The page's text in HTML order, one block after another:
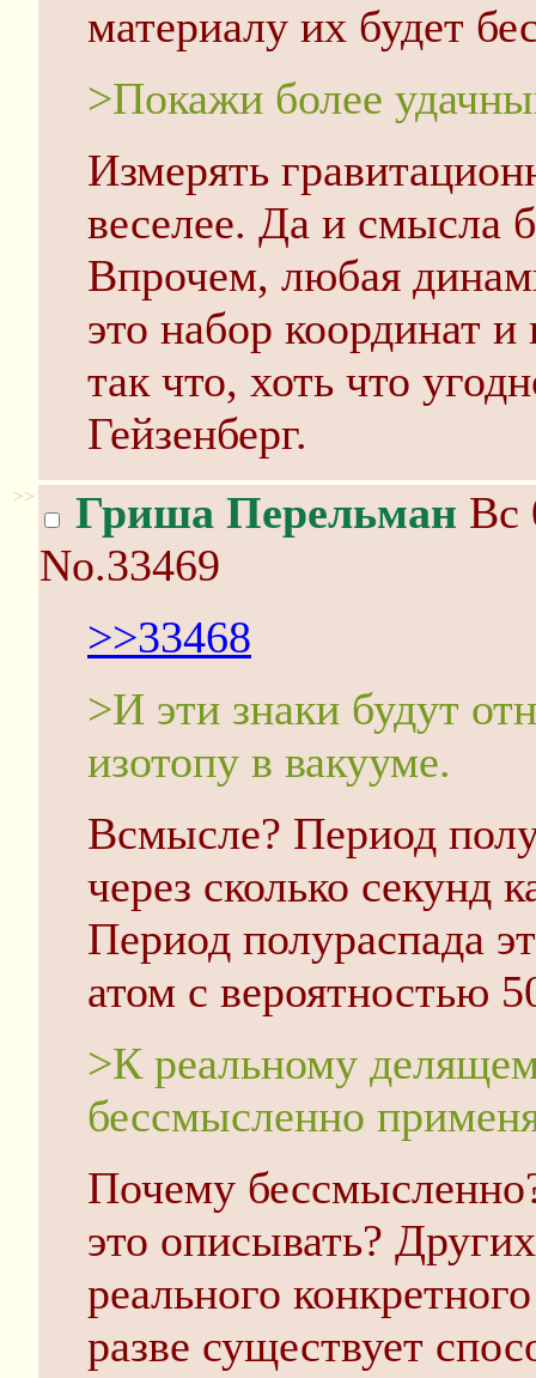
материалу их будет
>Покажи более
Измерять
веселее. Да и смысла
Впрочем, любая
это набор координат
так что, хоть что
Гейзенберг.
>> Гриша Перельман Вс
No.33469
>>33468
>И эти знаки будут
изотопу в вакууме.
Всмысле? Период
через сколько секунд
Период полураспада
атом с вероятностью
>К реальному
бессмысленно
Почему
это описывать?
реального
разве существует